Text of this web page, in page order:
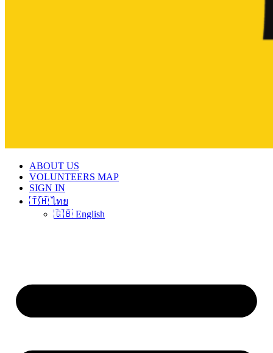
ABOUT US
VOLUNTEERS MAP
SIGN IN
🇹🇭 ไทย
🇬🇧 English